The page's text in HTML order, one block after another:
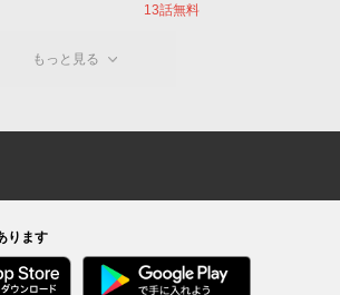
13話無料
もっと見る
ります